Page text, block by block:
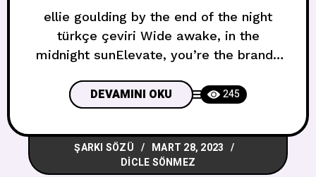
ellie goulding by the end of the night
türkçe çeviri Wide awake, in the
midnight sunElevate, you’re the brand-
tearsThey disappear when I’m Tamamen
uyanığım, gece yarısı
güneşindeYükseliyorum, sen yepyeni bir
ilaçsınTatmak istiyorum, gözyaşlarımı
kurutmak istiyorumBen seninleyken
DEVAMINI OKU 245
ŞARKI SÖZÜ
MART 28, 2023
DICLE SÖNMEZ